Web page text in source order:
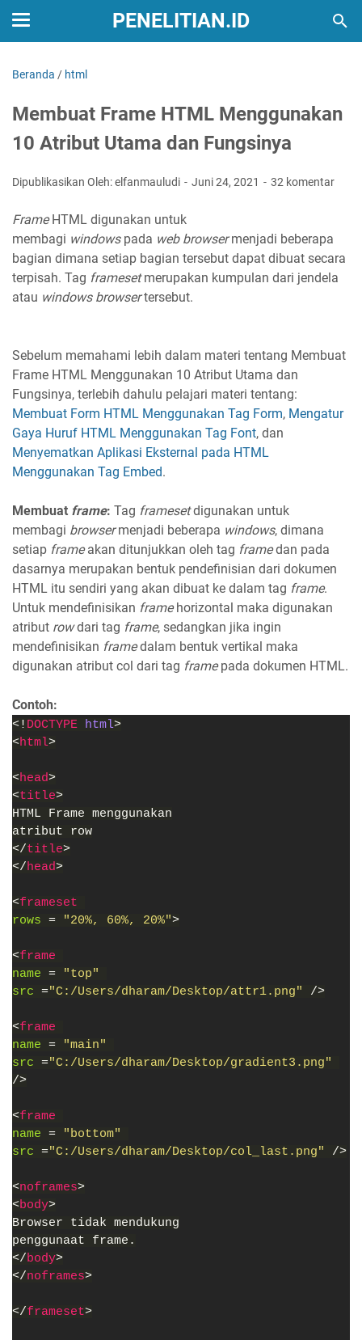
PENELITIAN.ID
Beranda / html
Membuat Frame HTML Menggunakan
10 Atribut Utama dan Fungsinya
Dipublikasikan Oleh: elfanmauludi Juni 24, 2021 32 komentar
FrameHTML digunakan untuk
membagi windowspada web browsermenjadi beberapa
bagian dimana setiap bagian tersebut dapat dibuat secara
terpisah. Tag framesetmerupakan kumpulan dari jendela
atau windows browsertersebut.
Sebelum memahami lebih dalam materi tentang Membuat
Frame HTML Menggunakan 10 Atribut Utama dan
Fungsinya, terlebih dahulu pelajari materi tentang:
Membuat Form HTML Menggunakan Tag Form, Mengatur
Gaya Huruf HTML Menggunakan Tag Font, dan
Menyematkan Aplikasi Eksternal pada HTML
Menggunakan Tag Embed.
Membuat frame: Tag framesetdigunakan untuk
membagi browsermenjadi beberapa windows, dimana
setiap frameakan ditunjukkan oleh tag framedan pada
dasarnya merupakan bentuk pendefinisian dari dokumen
HTML itu sendiri yang akan dibuat ke dalam tag frame.
Untuk mendefinisikan framehorizontal maka digunakan
atribut rowdari tag frame, sedangkan jika ingin
mendefinisikan framedalam bentuk vertikal maka
digunakan atribut col dari tag framepada dokumen HTML.
Contoh:
<! DOCTYPE html>
<html>
<head>
<title>
HTML Frame menggunakan
atribut row
</title>
</head>
<frameset
rows = "20%, 60%, 20%">
<frame
name =
"top"
src ="C:/Users/dharam/Desktop/attr1.png" />
<frame
name =
"main"
src =
/>
<frame
name =
"bottom"
src ="C:/Users/dharam/Desktop/col_last.png" />
<noframes>
<body>
Browser tidak mendukung
penggunaat frame.
</body>
</noframes>
</frameset>